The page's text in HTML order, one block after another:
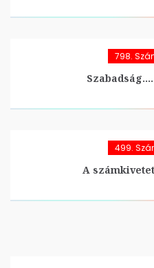
798.
499.
A